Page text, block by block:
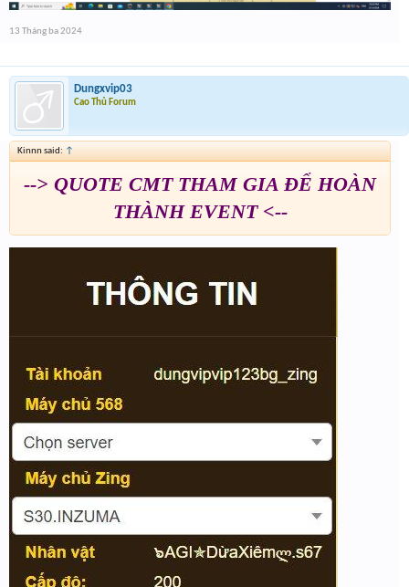
13 Tháng ba 2024
Dungxvip03
Cao Thủ Forum
Kinnn said: ↑
--> QUOTE CMT THAM GIA ĐỂ HOÀN
THÀNH EVENT <--